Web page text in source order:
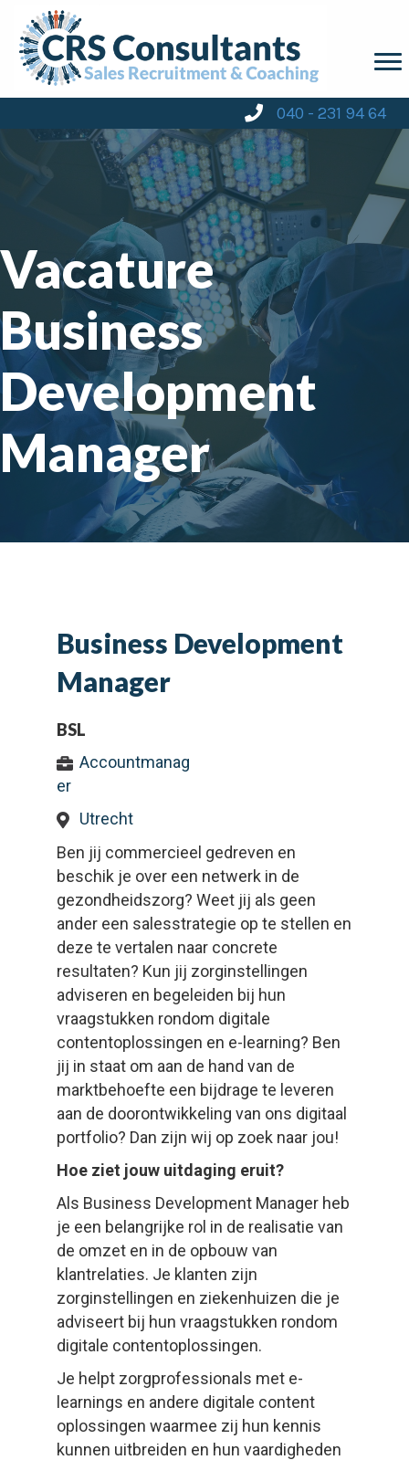
040 - 231 94 64
Vacature
Business
Development
Manager
Business Development
Manager
BSL
Accountmanag
er
Utrecht
Ben jij commercieel gedreven en
beschik je over een netwerk in de
gezondheidszorg? Weet jij als geen
ander een salesstrategie op te stellen en
deze te vertalen naar concrete
resultaten? Kun jij zorginstellingen
adviseren en begeleiden bij hun
vraagstukken rondom digitale
contentoplossingen en e-learning? Ben
jij in staat om aan de hand van de
marktbehoefte een bijdrage te leveren
aan de doorontwikkeling van ons digitaal
portfolio? Dan zijn wij op zoek naar jou!
Hoe ziet jouw uitdaging eruit?
Als Business Development Manager heb
je een belangrijke rol in de realisatie van
de omzet en in de opbouw van
klantrelaties. Je klanten zijn
zorginstellingen en ziekenhuizen die je
adviseert bij hun vraagstukken rondom
digitale contentoplossingen.
Je helpt zorgprofessionals met e-
learnings en andere digitale content
oplossingen waarmee zij hun kennis
kunnen uitbreiden en hun vaardigheden